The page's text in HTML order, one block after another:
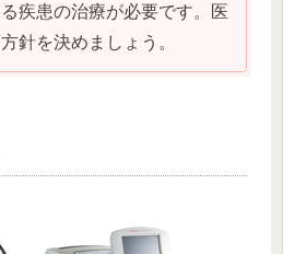
疾患の治療が必要です。医
針を決めましょう。